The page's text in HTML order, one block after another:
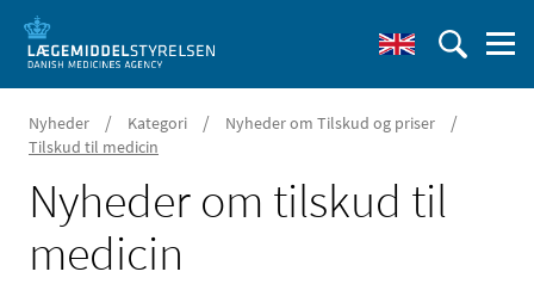
Nyheder / Kategori / Nyheder om Tilskud og priser /
Tilskud til medicin
Nyheder om tilskud til
medicin